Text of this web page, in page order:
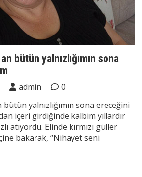
bütün yalnızlığımın sona
admin
0
yalnızlığımın sona ereceğini
içeri girdiğinde kalbim yıllardır
atıyordu. Elinde kırmızı güller
bakarak, “Nihayet seni